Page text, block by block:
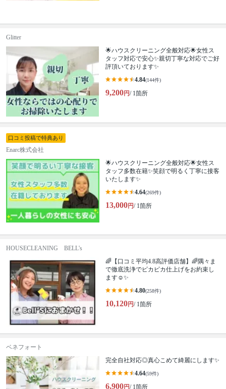
Glitter
🌟ハウスクリーニング全般対応🌟女性ス
タッフ対応で安心✨親切丁寧な対応でご好
評頂いております✨
4.84(144件)
9,200円/ 1箇所
口コミ投稿で特典あり
Enarc株式会社
🌟ハウスクリーニング全般対応🌟女性ス
タッフ多数在籍✨笑顔で明るく丁寧に接客
いたします✨
4.64(269件)
13,000円/ 1箇所
HOUSECLEANING BELL's
🌈【口コミ平均4.8高評価店舗】🌈隅々ま
で徹底洗浄でピカピカ仕上げをお約束し
ます☺✨
4.80(258件)
10,120円/ 1箇所
ベネフォート
完全自社対応◎真心こめて綺麗にします✨
4.64(59件)
6,900円/ 1箇所